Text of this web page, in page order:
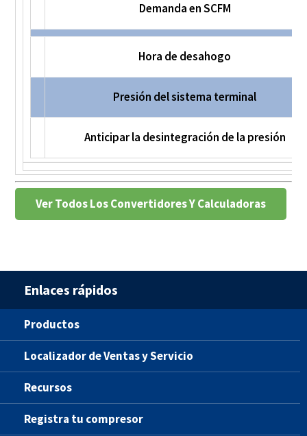
Demanda en SCFM
Hora de desahogo
Presión del sistema terminal
Anticipar la desintegración de la presión
Ver Todos Los Convertidores Y Calculadoras
Enlaces rápidos
Productos
Localizador de Ventas y Servicio
Recursos
Registra tu compresor